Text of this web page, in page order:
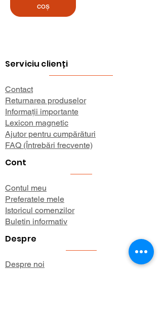
coș
Serviciu clienți
Contact
Returnarea produselor
Informații importante
Lexicon magnetic
Ajutor pentru cumpărături
FAQ (Întrebări frecvente)
Cont
Contul meu
Preferatele mele
Istoricul comenzilor
Buletin informativ
Despre
Despre noi